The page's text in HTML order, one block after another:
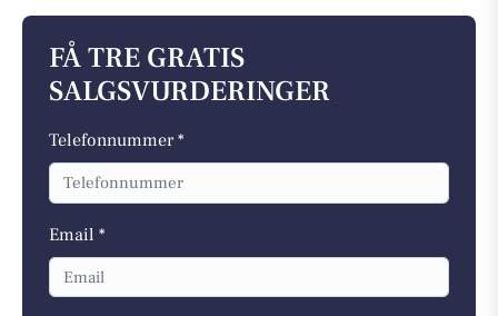
FÅ TRE GRATIS
SALGSVURDERINGER
Telefonnummer *
Email *